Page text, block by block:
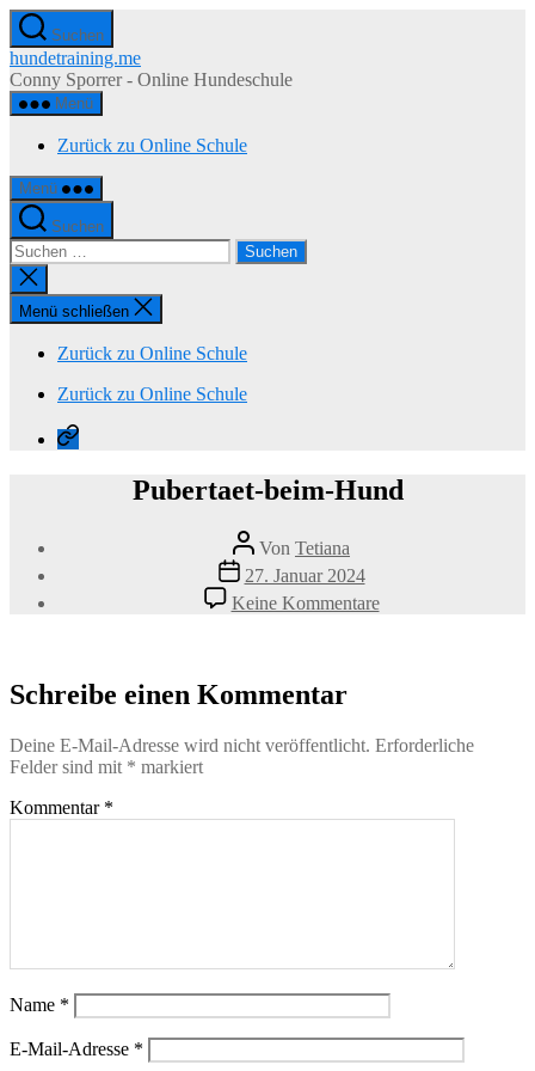
Zum
Inhalt
springen
Suchen
hundetraining.me
Conny Sporrer - Online Hundeschule
Menü
Zurück zu Online Schule
Menü
Suchen
Suchen
nach:
Suche
schließen
Menü schließen
Zurück zu Online Schule
Zurück zu Online Schule
Zurück
zu
Pubertaet-beim-Hund
Beitragsautor
Von Tetiana
Veröffentlichungsdatum
27. Januar 2024
Keine Kommentarezu
Pubertaet-
Schreibe einen Kommentar
Deine E-Mail-Adresse wird nicht veröffentlicht. Erforderliche
Felder sind mit * markiert
Kommentar *
Name *
E-Mail-Adresse *